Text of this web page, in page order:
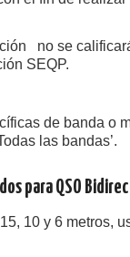
no se
SEQP.
de banda o
las bandas’.
para QSO
10 y 6 metros,